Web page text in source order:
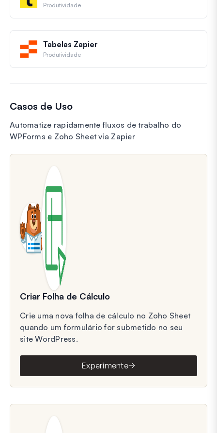
Produtividade
Tabelas Zapier
Produtividade
Casos de Uso
Automatize rapidamente fluxos de trabalho do
WPForms e Zoho Sheet via Zapier
Criar Folha de Cálculo
Crie uma nova folha de cálculo no Zoho Sheet
quando um formulário for submetido no seu
site WordPress.
Experimente